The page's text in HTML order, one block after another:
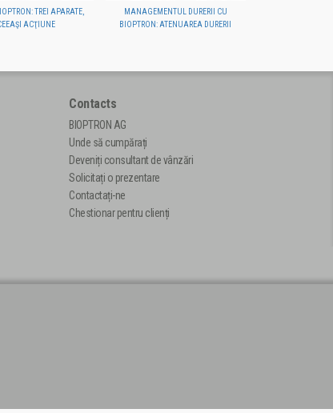
TREI APARATE,
ACŢIUNE
MANAGEMENTUL DURERII CU
BIOPTRON: ATENUAREA DURERII
Contacts
BIOPTRON AG
Unde să cumpărați
Deveniți consultant de vânzări
Solicitați o prezentare
Contactați-ne
Chestionar pentru clienți